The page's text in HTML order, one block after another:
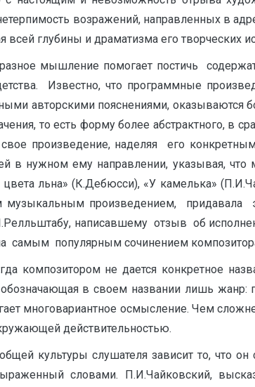
возражений, направленных в
всей глубины и драматизма его творческих
мышление помогает постичь
Известно, что программные
авторскими пояснениями, оказываются
то есть форму более абстрактного, в
свое произведение, наделяя его
в нужном ему направлении, указывая,
льна» (К.Дебюсси), «У камелька»
произведением, придавала
написавшему отзыв об
самым популярным сочинением
не дается конкретное
в своем названии лишь жанр:
многовариантное осмысление. Чем
действительностью.
культуры слушателя зависит то, что он
словами. П.И.Чайковский,